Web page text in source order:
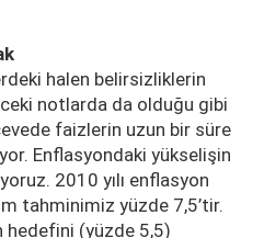
halen belirsizliklerin
notlarda da olduğu gibi
faizlerin uzun bir süre
Enflasyondaki yükselişin
2010 yılı enflasyon
tahminimiz yüzde 7,5’tir.
hedefini (yüzde 5,5)